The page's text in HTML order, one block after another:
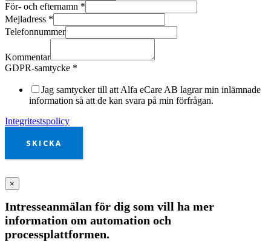
För- och efternamn *
Mejladress *
Telefonnummer
Kommentar
GDPR-samtycke *
Jag samtycker till att Alfa eCare AB lagrar min inlämnade
information så att de kan svara på min förfrågan.
Integritestspolicy
SKICKA
×
Intresseanmälan för dig som vill ha mer
information om automation och
processplattformen.